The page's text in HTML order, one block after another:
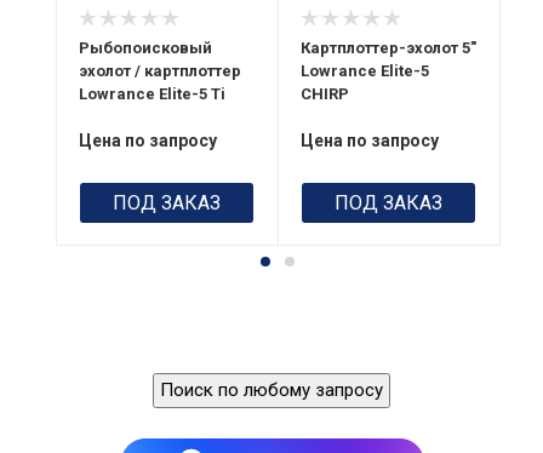
23.5 x 15.1 x 7.6
см
Рыбопоисковый
эхолот / картплоттер
Lowrance Elite-5 Ti
Цена по запросу
ПОД ЗАКАЗ
RMS
Разрешение
480 x 480
Картплоттер-эхолот 5"
Lowrance Elite-5
CHIRP
Цена по запросу
ПОД ЗАКАЗ
Поиск по любому запросу